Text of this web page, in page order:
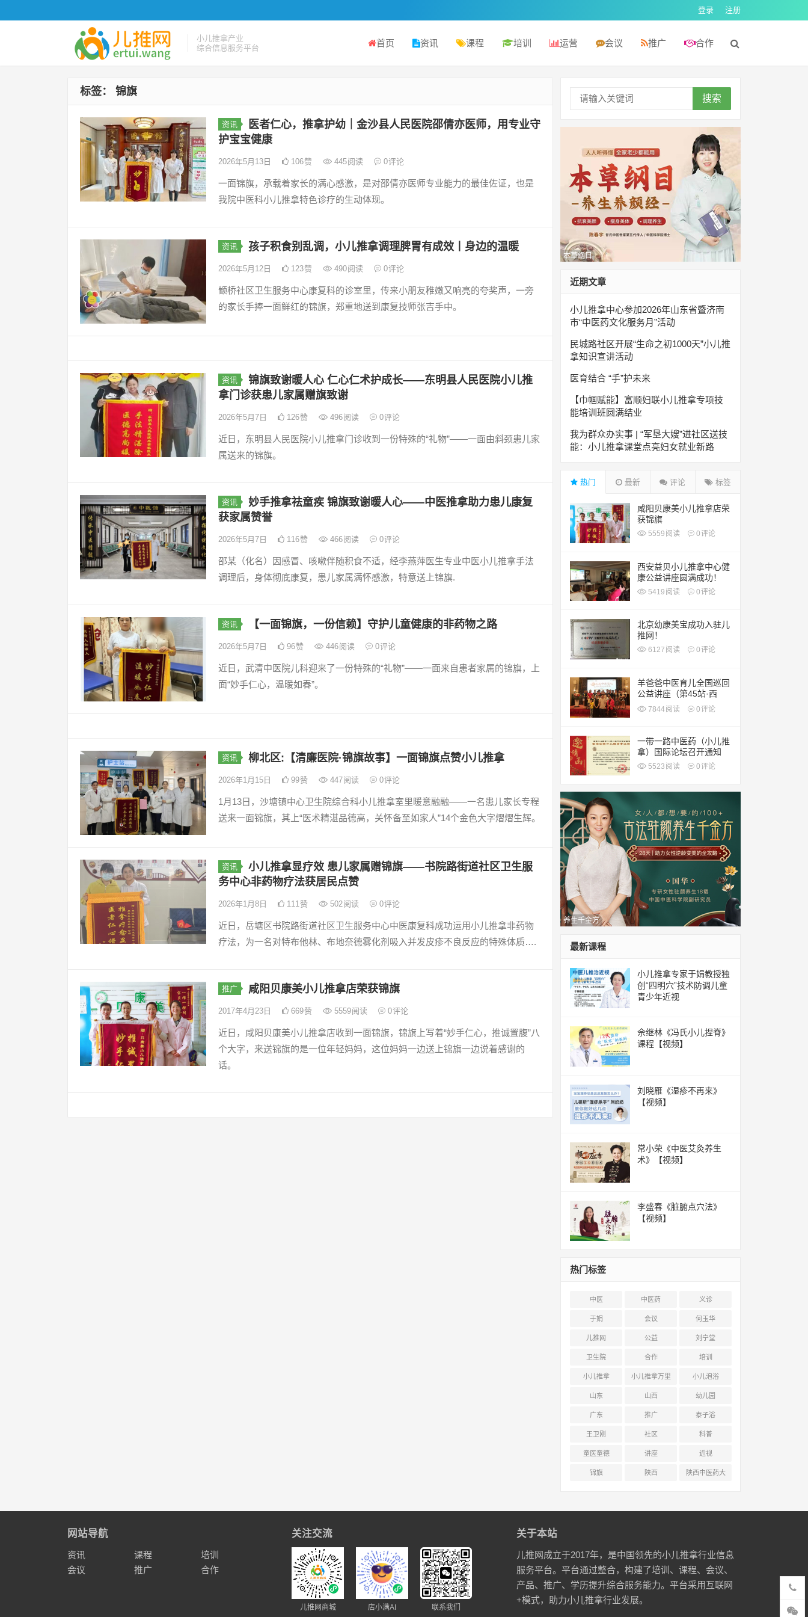
登录 注册
小儿推拿产业
综合信息服务平台
首页 资讯 课程 培训 运营 会议 推广 合作
标签： 锦旗
资讯
医者仁心，推拿护幼｜金沙县人民医院邵倩亦医师，用专业守
护宝宝健康
2026年5月13日 106赞 445阅读 0评论
一面锦旗，承载着家长的满心感激，是对邵倩亦医师专业能力的最佳佐证，也是
我院中医科小儿推拿特色诊疗的生动体现。
资讯 孩子积食别乱调，小儿推拿调理脾胃有成效丨身边的温暖
2026年5月12日 123赞 490阅读 0评论
颛桥社区卫生服务中心康复科的诊室里，传来小朋友稚嫩又响亮的夸奖声，一旁
的家长手捧一面鲜红的锦旗，郑重地送到康复技师张吉手中。
资讯
锦旗致谢暖人心 仁心仁术护成长——东明县人民医院小儿推
拿门诊获患儿家属赠旗致谢
2026年5月7日 126赞 496阅读 0评论
近日，东明县人民医院小儿推拿门诊收到一份特殊的“礼物”——一面由斜颈患儿家
属送来的锦旗。
资讯
妙手推拿祛童疾 锦旗致谢暖人心——中医推拿助力患儿康复
获家属赞誉
2026年5月7日 116赞 466阅读 0评论
邵某（化名）因感冒、咳嗽伴随积食不适，经李燕萍医生专业中医小儿推拿手法
调理后，身体彻底康复，患儿家属满怀感激，特意送上锦旗.
资讯 【一面锦旗，一份信赖】守护儿童健康的非药物之路
2026年5月7日 96赞 446阅读 0评论
近日，武清中医院儿科迎来了一份特殊的“礼物”——一面来自患者家属的锦旗，上
面“妙手仁心，温暖如春”。
资讯 柳北区:【清廉医院·锦旗故事】一面锦旗点赞小儿推拿
2026年1月15日 99赞 447阅读 0评论
1月13日，沙塘镇中心卫生院综合科小儿推拿室里暖意融融——一名患儿家长专程
送来一面锦旗，其上“医术精湛品德高，关怀备至如家人”14个金色大字熠熠生辉。
资讯
小儿推拿显疗效 患儿家属赠锦旗——书院路街道社区卫生服
务中心非药物疗法获居民点赞
2026年1月8日 111赞 502阅读 0评论
近日，岳塘区书院路街道社区卫生服务中心中医康复科成功运用小儿推拿非药物
疗法，为一名对特布他林、布地奈德雾化剂吸入并发皮疹不良反应的特殊体质….
推广 咸阳贝康美小儿推拿店荣获锦旗
2017年4月23日 669赞 5559阅读 0评论
近日，咸阳贝康美小儿推拿店收到一面锦旗，锦旗上写着“妙手仁心，推诚置腹”八
个大字，来送锦旗的是一位年轻妈妈，这位妈妈一边送上锦旗一边说着感谢的
话。
搜索
本草纲目
近期文章
小儿推拿中心参加2026年山东省暨济南
市“中医药文化服务月”活动
民城路社区开展“生命之初1000天”小儿推
拿知识宣讲活动
医育结合 “手”护未来
【巾帼赋能】富顺妇联小儿推拿专项技
能培训班圆满结业
我为群众办实事 | “军垦大嫂”进社区送技
能：小儿推拿课堂点亮妇女就业新路
热门 最新 评论 标签
咸阳贝康美小儿推拿店荣
获锦旗
5559 阅读 0评论
西安益贝小儿推拿中心健
康公益讲座圆满成功！
5419 阅读 0评论
北京幼康美宝成功入驻儿
推网！
6127 阅读 0评论
羊爸爸中医育儿全国巡回
公益讲座（第45站·西
安）7844 阅读 0评论
一带一路中医药（小儿推
拿）国际论坛召开通知
5523 阅读 0评论
养生千金方
最新课程
小儿推拿专家于娟教授独
创“四明穴”技术防调儿童
青少年近视
佘继林《冯氏小儿捏脊》
课程【视频】
刘晓雁《湿疹不再来》
【视频】
常小荣《中医艾灸养生
术》【视频】
李盛春《脏腑点穴法》
【视频】
热门标签
中医 中医药 义诊
于娟 会议 何玉华
儿推网 公益 刘宁堂
卫生院 合作 培训
小儿推拿 小儿推拿万里
行
小儿泡浴
山东 山西 幼儿园
广东 推广 泰子浴
王卫刚 社区 科普
童医童德 讲座 近视
锦旗 陕西 陕西中医药大
网站导航
资讯 课程
培训
会议
推广 合作
关注交流
儿推网商城 店小满AI 联系我们
关于本站
儿推网成立于2017年，是中国领先的小儿推拿行业信息
服务平台。平台通过整合，构建了培训、课程、会议、
产品、推广、学历提升综合服务能力。平台采用互联网
+模式，助力小儿推拿行业发展。